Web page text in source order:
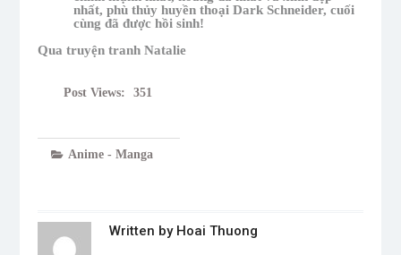
nhất, phù thủy huyền thoại Dark Schneider, cuối
cùng đã được hồi sinh!
Qua truyện tranh Natalie
Post Views: 351
Anime - Manga
Written by Hoai Thuong